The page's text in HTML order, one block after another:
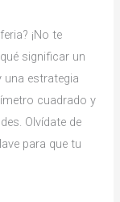
¡No te
significar un
una estrategia
cuadrado y
Olvídate de
para que tu